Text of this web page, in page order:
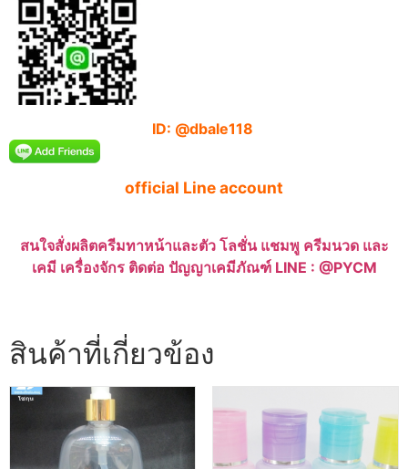
ID: @dbale118
official Line account
สนใจสั่งผลิตครีมทาหน้าและตัว โลชั่น แชมพู ครีมนวด และ
เคมี เครื่องจักร ติดต่อ ปัญญาเคมีภัณฑ์ LINE : @PYCM
สินค้าที่เกี่ยวข้อง